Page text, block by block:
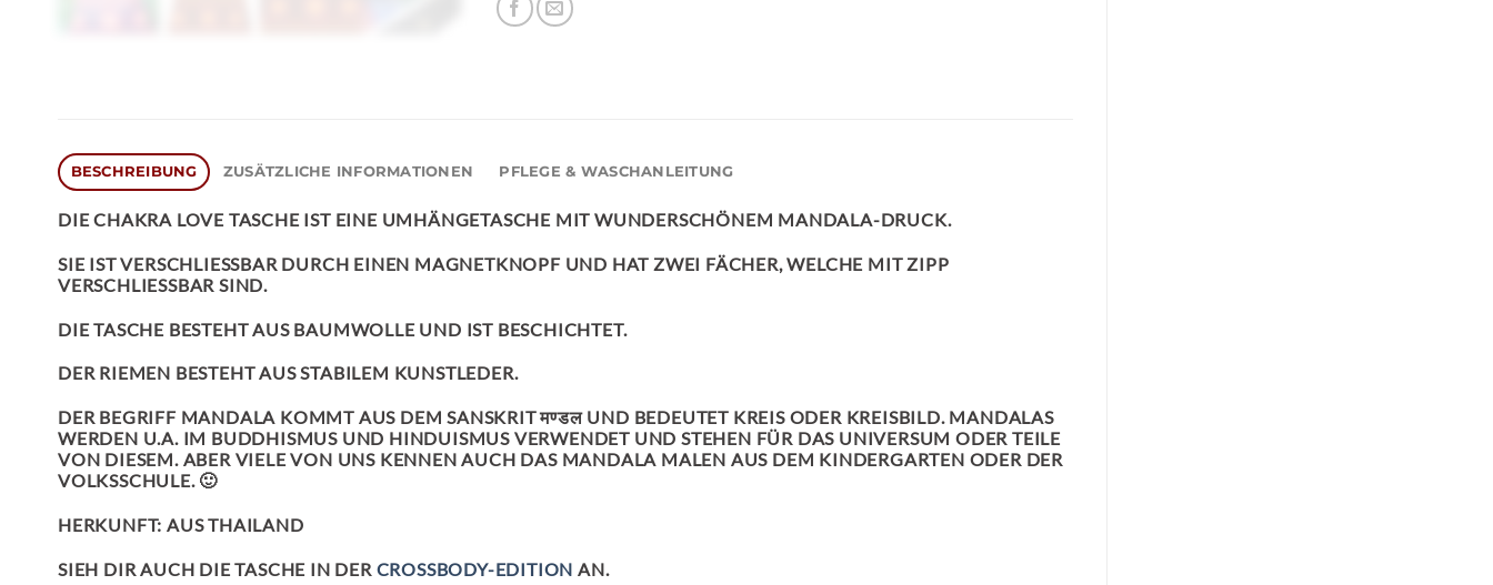
BESCHREIBUNG ZUSÄTZLICHE INFORMATIONEN PFLEGE & WASCHANLEITUNG
DIECHAKRA LOVE TASCHE IST EINE UMHÄNGETASCHE MIT WUNDERSCHÖNEM MANDALA-DRUCK.
SIE IST VERSCHLIESSBAR DURCH EINEN MAGNETKNOPF UND HAT ZWEI FÄCHER, WELCHE MIT ZIPP V
ERSCHLIESSBAR SIND.
DIE TASCHE BESTEHT AUS BAUMWOLLE UND IST BESCHICHTET.
DER RIEMEN BESTEHT AUS STABILEM KUNSTLEDER.
DER BEGRIFF MANDALA KOMMT AUS DEM SANSKRIT मण्डल UND BEDEUTET KREIS ODER KREISBILD. MANDALAS
WERDEN U.A. IM BUDDHISMUS UND HINDUISMUS VERWENDET UND STEHEN FÜR DAS UNIVERSUM ODER TEILE
VON DIESEM. ABER VIELE VON UNS KENNEN AUCH DAS MANDALA MALEN AUS DEM KINDERGARTEN ODER DER
VOLKSSCHULE. 🙂
HERKUNFT: AUS THAILAND
SIEH DIR AUCH DIE TASCHE IN DER CROSSBODY-EDITION AN.